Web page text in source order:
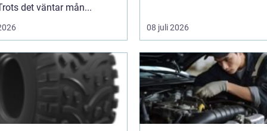
det väntar mån...
08 juli 2026